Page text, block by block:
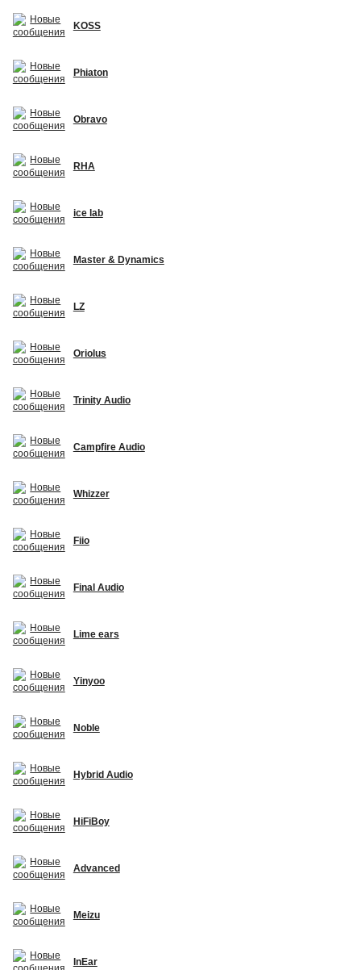
KOSS
Phiaton
Obravo
RHA
ice lab
Master & Dynamics
LZ
Oriolus
Trinity Audio
Campfire Audio
Whizzer
Fiio
Final Audio
Lime ears
Yinyoo
Noble
Hybrid Audio
HiFiBoy
Advanced
Meizu
InEar